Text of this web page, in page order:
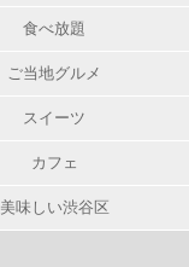
食べ放題
ご当地グルメ
スイーツ
カフェ
美味しい渋谷区